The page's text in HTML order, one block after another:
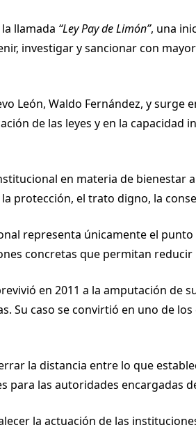
llamada “Ley Pay de Limón”, una
investigar y sancionar con
León, Waldo Fernández, y surge
de las leyes y en la capacidad
en materia de bienestar
protección, el trato digno, la
representa únicamente el
concretas que permitan
en 2011 a la amputación de
Su caso se convirtió en uno de
la distancia entre lo que
las autoridades encargadas
la actuación de las